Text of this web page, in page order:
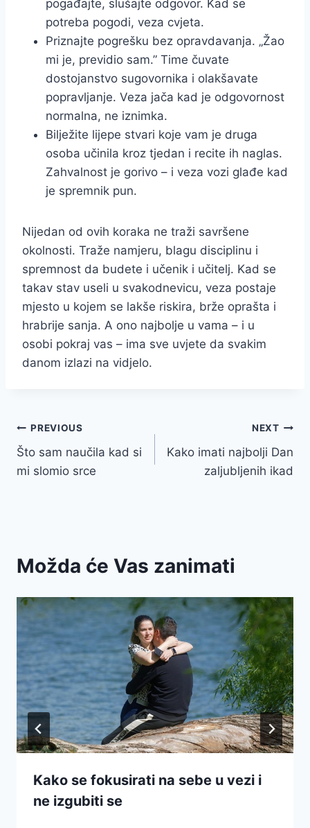
pogađajte, slušajte odgovor. Kad se
potreba pogodi, veza cvjeta.
Priznajte pogrešku bez opravdavanja. „Žao
mi je, previdio sam.” Time čuvate
dostojanstvo sugovornika i olakšavate
popravljanje. Veza jača kad je odgovornost
normalna, ne iznimka.
Bilježite lijepe stvari koje vam je druga
osoba učinila kroz tjedan i recite ih naglas.
Zahvalnost je gorivo – i veza vozi glađe kad
je spremnik pun.
Nijedan od ovih koraka ne traži savršene
okolnosti. Traže namjeru, blagu disciplinu i
spremnost da budete i učenik i učitelj. Kad se
takav stav useli u svakodnevicu, veza postaje
mjesto u kojem se lakše riskira, brže oprašta i
hrabrije sanja. A ono najbolje u vama – i u
osobi pokraj vas – ima sve uvjete da svakim
danom izlazi na vidjelo.
Post
navigation
PREVIOUS
Što sam naučila kad si
mi slomio srce
NEXT
Kako imati najbolji Dan
zaljubljenih ikad
Možda će Vas zanimati
Kako se fokusirati na sebe u vezi i
ne izgubiti se